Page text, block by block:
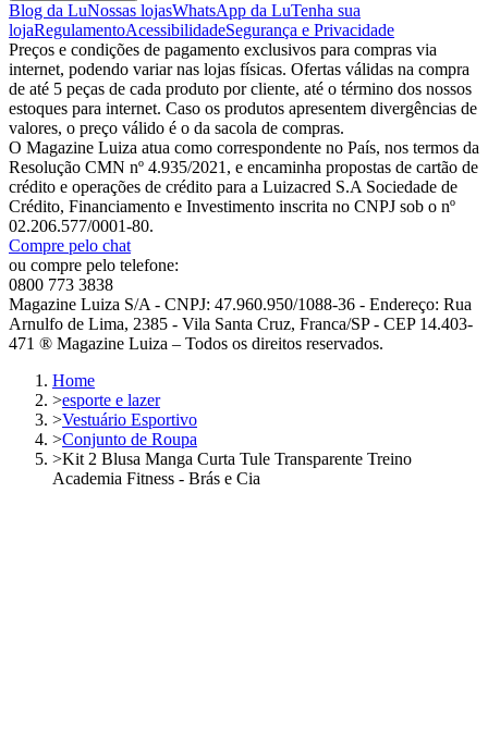
Blog da LuNossas lojasWhatsApp da LuTenha sua
lojaRegulamentoAcessibilidadeSegurança e Privacidade
Preços e condições de pagamento exclusivos para compras via
internet, podendo variar nas lojas físicas. Ofertas válidas na compra
de até 5 peças de cada produto por cliente, até o término dos nossos
estoques para internet. Caso os produtos apresentem divergências de
valores, o preço válido é o da sacola de compras.
O Magazine Luiza atua como correspondente no País, nos termos da
Resolução CMN nº 4.935/2021, e encaminha propostas de cartão de
crédito e operações de crédito para a Luizacred S.A Sociedade de
Crédito, Financiamento e Investimento inscrita no CNPJ sob o nº
02.206.577/0001-80.
Compre pelo chat
ou compre pelo telefone:
0800 773 3838
Magazine Luiza S/A - CNPJ: 47.960.950/1088-36 - Endereço: Rua
Arnulfo de Lima, 2385 - Vila Santa Cruz, Franca/SP - CEP 14.403-
471 ® Magazine Luiza – Todos os direitos reservados.
Home
>esporte e lazer
>Vestuário Esportivo
>Conjunto de Roupa
>Kit 2 Blusa Manga Curta Tule Transparente Treino
Academia Fitness - Brás e Cia